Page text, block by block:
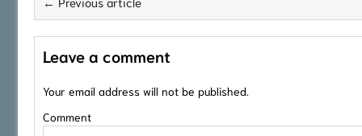
Leave a comment
Your email address will not be published.
Comment